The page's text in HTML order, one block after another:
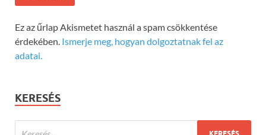
Ez az űrlap Akismetet használ a spam csökkentése
érdekében. Ismerje meg, hogyan dolgoztatnak fel az
adatai.
KERESÉS